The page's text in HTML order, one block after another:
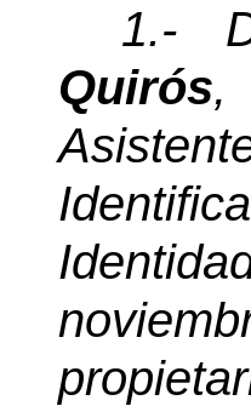
1.-
Quirós,